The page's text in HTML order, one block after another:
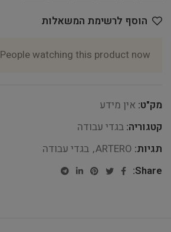
הוסף לרשימת המשאלות
People watching this product now!
מק"ט: אין מידע
קטגוריה: בגדי עבודה
תגיות: ARTERO
, בגדי עבודה
Share: